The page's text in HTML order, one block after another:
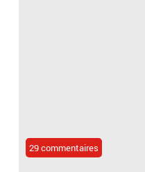
29 commentaires